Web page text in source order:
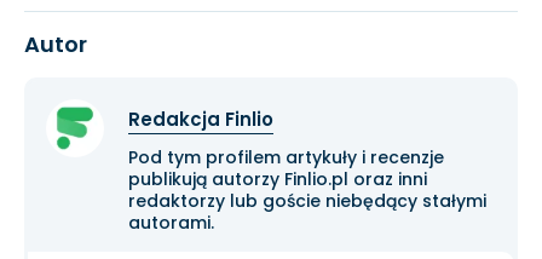
Autor
Redakcja Finlio
Pod tym profilem artykuły i recenzje
publikują autorzy Finlio.pl oraz inni
redaktorzy lub goście niebędący stałymi
autorami.